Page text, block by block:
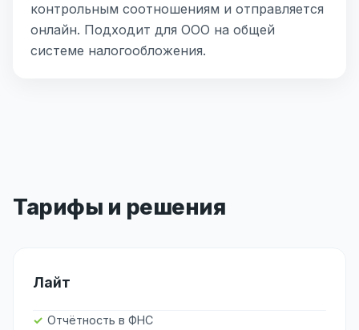
контрольным соотношениям и отправляется
онлайн. Подходит для ООО на общей
системе налогообложения.
Тарифы и решения
Лайт
Отчётность в ФНС